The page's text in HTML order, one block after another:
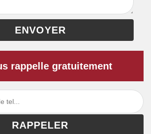
rappelle gratuitement